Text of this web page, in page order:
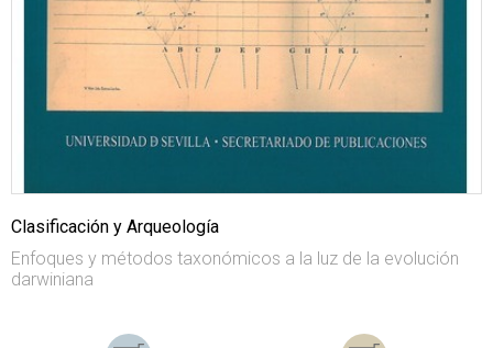
Clasificación y Arqueología
Enfoques y métodos taxonómicos a la luz de la evolución
darwiniana